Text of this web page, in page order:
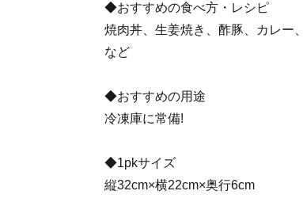
◆おすすめの食べ方・レシピ
焼肉丼、生姜焼き、酢豚、カレー
など
◆おすすめの用途
冷凍庫に常備!
◆1pkサイズ
縦32cm×横22cm×奥行6cm